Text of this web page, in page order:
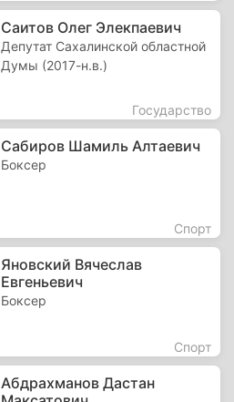
Саитов Олег Элекпаевич
Депутат Сахалинской областной
Думы (2017-н.в.)
Государство
Сабиров Шамиль Алтаевич
Боксер
Спорт
Яновский Вячеслав
Евгеньевич
Боксер
Спорт
Абдрахманов Дастан